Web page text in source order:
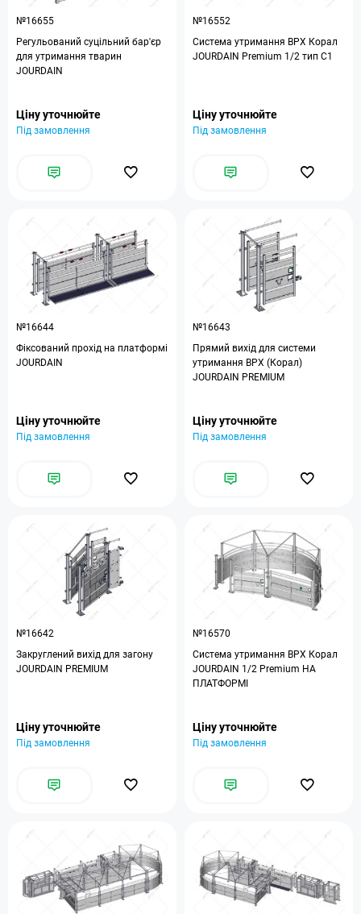
№16655
Регульований суцільний бар'єр
для утримання тварин
JOURDAIN
Ціну уточнюйте
Під замовлення
№16552
Система утримання ВРХ Корал
JOURDAIN Premium 1/2 тип C1
Ціну уточнюйте
Під замовлення
№16644
Фіксований прохід на платформі
JOURDAIN
Ціну уточнюйте
Під замовлення
№16643
Прямий вихід для системи
утримання ВРХ (Корал)
JOURDAIN PREMIUM
Ціну уточнюйте
Під замовлення
№16642
Закруглений вихід для загону
JOURDAIN PREMIUM
Ціну уточнюйте
Під замовлення
№16570
Система утримання ВРХ Корал
JOURDAIN 1/2 Premium НА
ПЛАТФОРМІ
Ціну уточнюйте
Під замовлення